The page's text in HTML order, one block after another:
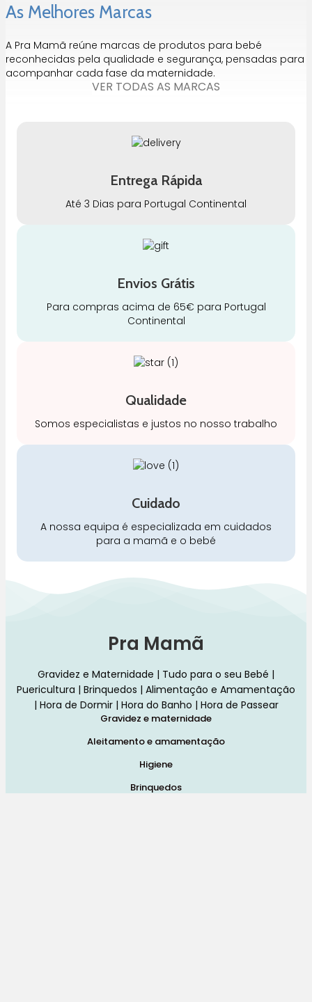
As Melhores Marcas
A Pra Mamã reúne marcas de produtos para bebé
reconhecidas pela qualidade e segurança, pensadas para
acompanhar cada fase da maternidade.
VER TODAS AS MARCAS
Entrega Rápida
Até 3 Dias para Portugal Continental
Envios Grátis
Para compras acima de 65€ para Portugal
Continental
Qualidade
Somos especialistas e justos no nosso trabalho
Cuidado
A nossa equipa é especializada em cuidados
para a mamã e o bebé
Pra Mamã
Gravidez e Maternidade | Tudo para o seu Bebé |
Puericultura | Brinquedos | Alimentação e Amamentação
| Hora de Dormir | Hora do Banho | Hora de Passear
Gravidez e maternidade
Aleitamento e amamentação
Higiene
Brinquedos